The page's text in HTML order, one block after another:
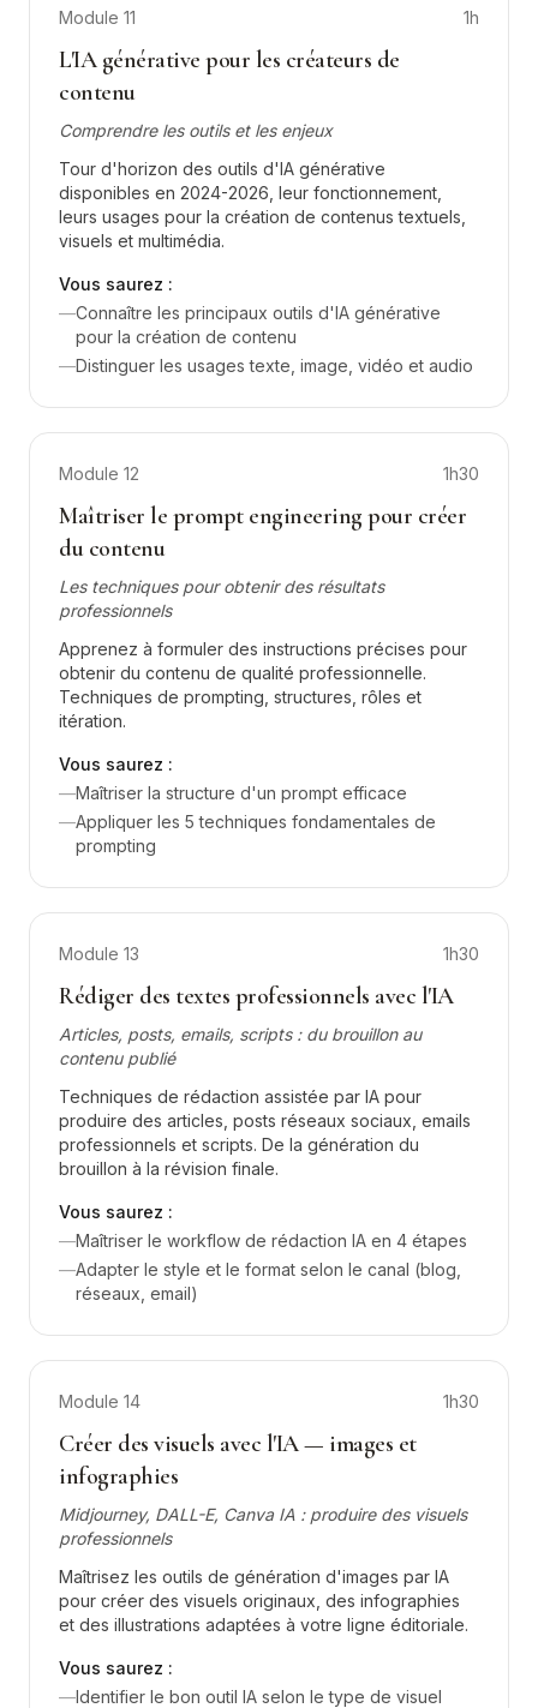
Module 11 1h
L'IA générative pour les créateurs de
contenu
Comprendre les outils et les enjeux
Tour d'horizon des outils d'IA générative
disponibles en 2024-2026, leur fonctionnement,
leurs usages pour la création de contenus textuels,
visuels et multimédia.
Vous saurez :
—Connaître les principaux outils d'IA générative
pour la création de contenu
—Distinguer les usages texte, image, vidéo et audio
Module 12 1h30
Maîtriser le prompt engineering pour créer
du contenu
Les techniques pour obtenir des résultats
professionnels
Apprenez à formuler des instructions précises pour
obtenir du contenu de qualité professionnelle.
Techniques de prompting, structures, rôles et
itération.
Vous saurez :
—Maîtriser la structure d'un prompt efficace
—Appliquer les 5 techniques fondamentales de
prompting
Module 13 1h30
Rédiger des textes professionnels avec l'IA
Articles, posts, emails, scripts : du brouillon au
contenu publié
Techniques de rédaction assistée par IA pour
produire des articles, posts réseaux sociaux, emails
professionnels et scripts. De la génération du
brouillon à la révision finale.
Vous saurez :
—Maîtriser le workflow de rédaction IA en 4 étapes
—Adapter le style et le format selon le canal (blog,
réseaux, email)
Module 14 1h30
Créer des visuels avec l'IA — images et
infographies
Midjourney, DALL-E, Canva IA : produire des visuels
professionnels
Maîtrisez les outils de génération d'images par IA
pour créer des visuels originaux, des infographies
et des illustrations adaptées à votre ligne éditoriale.
Vous saurez :
—Identifier le bon outil IA selon le type de visuel